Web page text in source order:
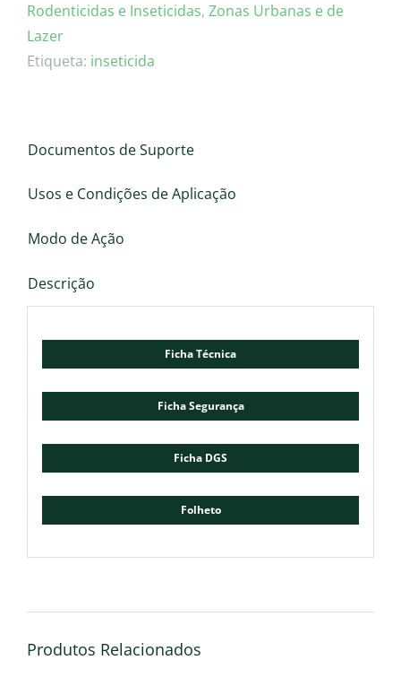
Rodenticidas e Inseticidas, Zonas Urbanas e de
Lazer
Etiqueta: inseticida
Documentos de Suporte
Usos e Condições de Aplicação
Modo de Ação
Descrição
Ficha Técnica
Ficha Segurança
Ficha DGS
Folheto
Produtos Relacionados